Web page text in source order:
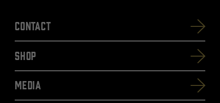
Contact
SHOP
Media